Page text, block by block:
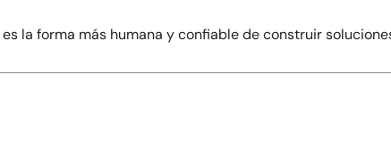
la forma más humana y confiable de construir